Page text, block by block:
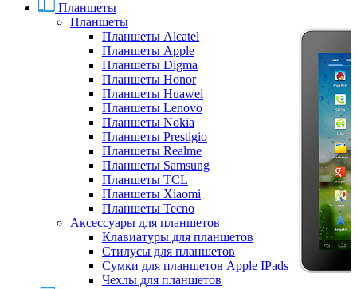
Планшеты
Планшеты
Планшеты Alcatel
Планшеты Apple
Планшеты Digma
Планшеты Honor
Планшеты Huawei
Планшеты Lenovo
Планшеты Nokia
Планшеты Prestigio
Планшеты Realme
Планшеты Samsung
Планшеты TCL
Планшеты Xiaomi
Планшеты Tecno
Аксессуары для планшетов
Клавиатуры для планшетов
Стилусы для планшетов
Сумки для планшетов Apple IPads
Чехлы для планшетов